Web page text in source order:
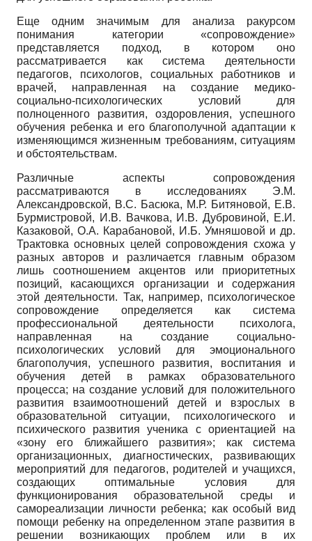
Еще одним значимым для анализа ракурсом
понимания категории «сопровождение»
представляется подход, в котором оно
рассматривается как система деятельности
педагогов, психологов, социальных работников и
врачей, направленная на создание медико-
социально-психологических условий для
полноценного развития, оздоровления, успешного
обучения ребенка и его благополучной адаптации к
изменяющимся жизненным требованиям, ситуациям
и обстоятельствам.
Различные аспекты сопровождения
рассматриваются в исследованиях Э.М.
Александровской, В.С. Басюка, М.Р. Битяновой, Е.В.
Бурмистровой, И.В. Вачкова, И.В. Дубровиной, Е.И.
Казаковой, О.А. Карабановой, И.Б. Умняшовой и др.
Трактовка основных целей сопровождения схожа у
разных авторов и различается главным образом
лишь соотношением акцентов или приоритетных
позиций, касающихся организации и содержания
этой деятельности. Так, например, психологическое
сопровождение определяется как система
профессиональной деятельности психолога,
направленная на создание социально-
психологических условий для эмоционального
благополучия, успешного развития, воспитания и
обучения детей в рамках образовательного
процесса; на создание условий для положительного
развития взаимоотношений детей и взрослых в
образовательной ситуации, психологического и
психического развития ученика с ориентацией на
«зону его ближайшего развития»; как система
организационных, диагностических, развивающих
мероприятий для педагогов, родителей и учащихся,
создающих оптимальные условия для
функционирования образовательной среды и
самореализации личности ребенка; как особый вид
помощи ребенку на определенном этапе развития в
решении возникающих проблем или в их